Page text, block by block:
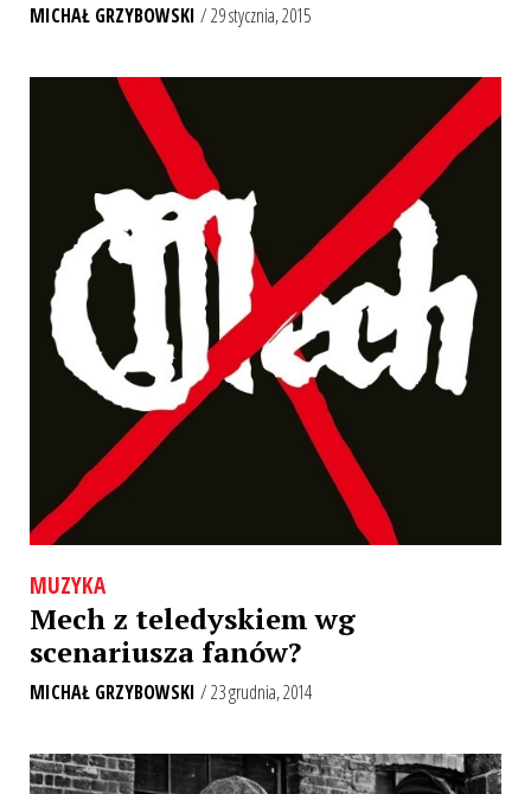
MICHAŁ GRZYBOWSKI / 29 stycznia, 2015
MUZYKA
Mech z teledyskiem wg
scenariusza fanów?
MICHAŁ GRZYBOWSKI / 23 grudnia, 2014